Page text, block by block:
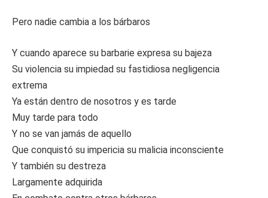
Pero nadie cambia a los bárbaros
Y cuando aparece su barbarie expresa su bajeza
Su violencia su impiedad su fastidiosa negligencia
extrema
Ya están dentro de nosotros y es tarde
Muy tarde para todo
Y no se van jamás de aquello
Que conquistó su impericia su malicia inconsciente
Y también su destreza
Largamente adquirida